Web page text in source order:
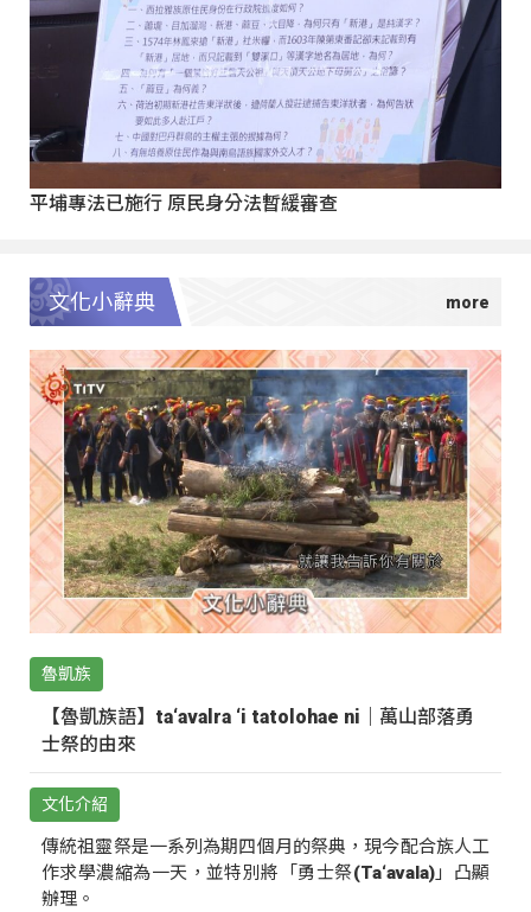
平埔專法已施行 原民身分法暫緩審查
文化小辭典
魯凱族
【魯凱族語】ta‘avalra ‘i tatolohae ni｜萬山部落勇
士祭的由來
文化介紹
傳統祖靈祭是一系列為期四個月的祭典，現今配合族人工
作求學濃縮為一天，並特別將「勇士祭(Ta‘avala)」凸顯
辦理。